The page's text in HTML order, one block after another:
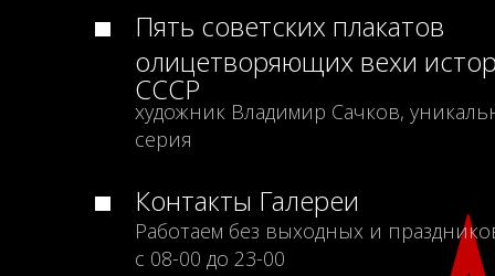
Пять советских плакатов
олицетворяющих вехи
СССР
художник Владимир Сачков,
серия
Контакты Галереи
Работаем без выходных и
с 08-00 до 23-00